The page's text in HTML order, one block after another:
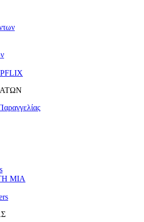
ΜΙΑ